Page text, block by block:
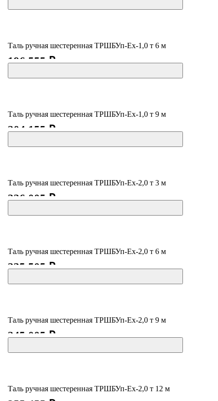
Таль ручная шестеренная ТРШБУп-Ех-1,0 т 6 м
196 555 ₽
Таль ручная шестеренная ТРШБУп-Ех-1,0 т 9 м
204 155 ₽
Таль ручная шестеренная ТРШБУп-Ех-2,0 т 3 м
226 005 ₽
Таль ручная шестеренная ТРШБУп-Ех-2,0 т 6 м
235 505 ₽
Таль ручная шестеренная ТРШБУп-Ех-2,0 т 9 м
245 005 ₽
Таль ручная шестеренная ТРШБУп-Ех-2,0 т 12 м